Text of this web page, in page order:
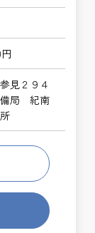
見２９４
局 紀南